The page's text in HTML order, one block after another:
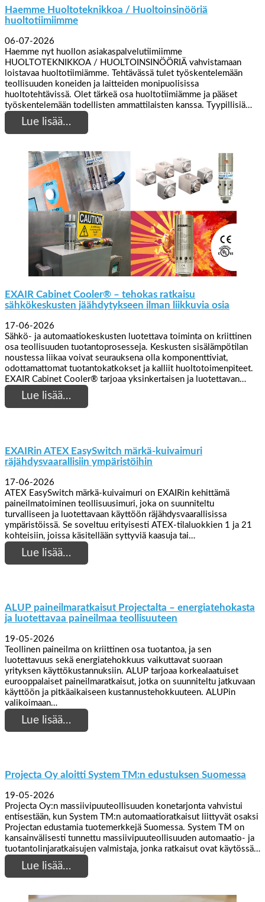
Haemme Huoltoteknikkoa / Huoltoinsinööriä
huoltotiimiimme
06-07-2026
Haemme nyt huollon asiakaspalvelutiimiimme
HUOLTOTEKNIKKOA / HUOLTOINSINÖÖRIÄ vahvistamaan
loistavaa huoltotiimiämme. Tehtävässä tulet työskentelemään
teollisuuden koneiden ja laitteiden monipuolisissa
huoltotehtävissä. Olet tärkeä osa huoltotiimiämme ja pääset
työskentelemään todellisten ammattilaisten kanssa. Tyypillisiä…
Lue lisää…
EXAIR Cabinet Cooler® – tehokas ratkaisu
sähkökeskusten jäähdytykseen ilman liikkuvia osia
17-06-2026
Sähkö- ja automaatiokeskusten luotettava toiminta on kriittinen
osa teollisuuden tuotantoprosesseja. Keskusten sisälämpötilan
noustessa liikaa voivat seurauksena olla komponenttiviat,
odottamattomat tuotantokatkokset ja kalliit huoltotoimenpiteet.
EXAIR Cabinet Cooler® tarjoaa yksinkertaisen ja luotettavan…
Lue lisää…
EXAIRin ATEX EasySwitch märkä-kuivaimuri
räjähdysvaarallisiin ympäristöihin
17-06-2026
ATEX EasySwitch märkä-kuivaimuri on EXAIRin kehittämä
paineilmatoiminen teollisuusimuri, joka on suunniteltu
turvalliseen ja luotettavaan käyttöön räjähdysvaarallisissa
ympäristöissä. Se soveltuu erityisesti ATEX-tilaluokkien 1 ja 21
kohteisiin, joissa käsitellään syttyviä kaasuja tai…
Lue lisää…
ALUP paineilmaratkaisut Projectalta – energiatehokasta
ja luotettavaa paineilmaa teollisuuteen
19-05-2026
Teollinen paineilma on kriittinen osa tuotantoa, ja sen
luotettavuus sekä energiatehokkuus vaikuttavat suoraan
yrityksen käyttökustannuksiin. ALUP tarjoaa korkealaatuiset
eurooppalaiset paineilmaratkaisut, jotka on suunniteltu jatkuvaan
käyttöön ja pitkäaikaiseen kustannustehokkuuteen. ALUPin
valikoimaan…
Lue lisää…
Projecta Oy aloitti System TM:n edustuksen Suomessa
19-05-2026
Projecta Oy:n massiivipuuteollisuuden konetarjonta vahvistui
entisestään, kun System TM:n automaatioratkaisut liittyvät osaksi
Projectan edustamia tuotemerkkejä Suomessa. System TM on
kansainvälisesti tunnettu massiivipuuteollisuuden automaatio- ja
tuotantolinjaratkaisujen valmistaja, jonka ratkaisut ovat käytössä…
Lue lisää…